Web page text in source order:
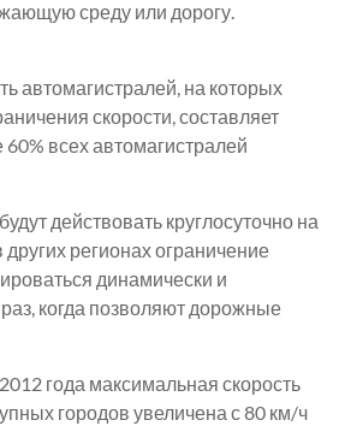
среду или дорогу.
автомагистралей, на которых
скорости, составляет
всех автомагистралей
действовать круглосуточно на
регионах ограничение
динамически и
когда позволяют дорожные
года максимальная скорость
городов увеличена с 80 км/ч